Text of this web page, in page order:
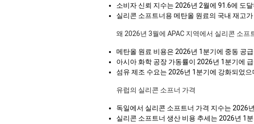
소비자 신뢰 지수는 2026년 2월에 91.6에 도
실리콘 소프트너용 메탄올 원료의 국내 재고
왜 2026년 3월에 APAC 지역에서 실리콘 소프
메탄올 원료 비용은 2026년 1분기에 중동 공
아시아 화학 공장 가동률이 2026년 1분기에
섬유 제조 수요는 2026년 1분기에 강화되었
유럽의 실리콘 소프너 가격
독일에서 실리콘 소프트너 가격 지수는 2026
실리콘 소프트너 생산 비용 추세는 2026년 1